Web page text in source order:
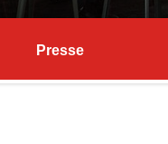
Presse